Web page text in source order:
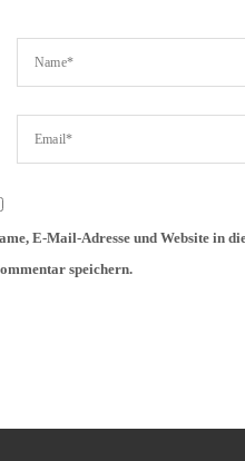
E-Mail-Adresse und Website in
speichern.